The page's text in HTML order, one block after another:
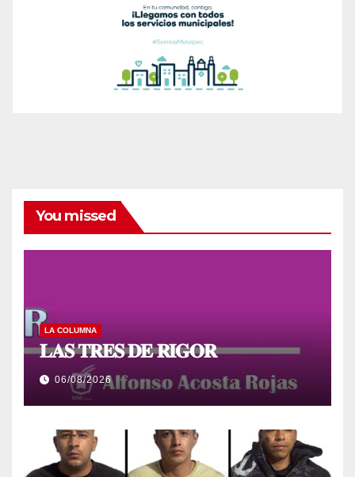
You missed
LA COLUMNA
𝐋𝐀𝐒 𝐓𝐑𝐄𝐒 𝐃𝐄 𝐑𝐈𝐆𝐎𝐑
06/08/2026